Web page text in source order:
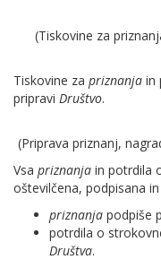
(Tiskovine za
Tiskovine za priznanja in
pripravi Društvo.
(Priprava priznanj,
Vsa priznanja in potrdila
oštevilčena, podpisana
priznanja podpiše
potrdila o
Društva.